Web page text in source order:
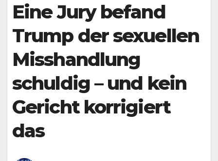
Eine Jury befand
Trump der sexuellen
Misshandlung
schuldig – und kein
Gericht korrigiert
das